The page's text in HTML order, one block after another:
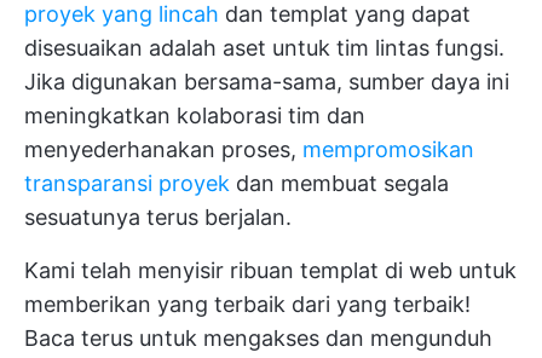
proyek yang lincah dan templat yang dapat
disesuaikan adalah aset untuk tim lintas fungsi.
Jika digunakan bersama-sama, sumber daya ini
meningkatkan kolaborasi tim dan
menyederhanakan proses, mempromosikan
transparansi proyek dan membuat segala
sesuatunya terus berjalan.
Kami telah menyisir ribuan templat di web untuk
memberikan yang terbaik dari yang terbaik!
Baca terus untuk mengakses dan mengunduh